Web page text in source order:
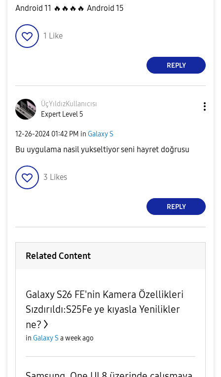
Android 11 🔥 🔥 🔥 🔥 Android 15
1 Like
REPLY
ÜçYıldızKullanıcısı
Expert Level 5
‎12-26-2024 01:42 PM in Galaxy S
Bu uygulama nasil yukseltiyor seni hayret doğrusu
3 Likes
REPLY
Related Content
Galaxy S26 FE'nin Kamera Özellikleri
Sızdırıldı:S25Fe ye kıyasla Yenilikler
ne?
in Galaxy S a week ago